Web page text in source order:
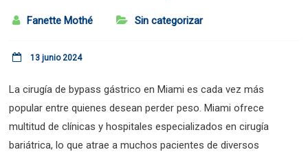
Fanette Mothé Sin categorizar
13 junio 2024
La cirugía de bypass gástrico en Miami es cada vez más
popular entre quienes desean perder peso. Miami ofrece
multitud de clínicas y hospitales especializados en cirugía
bariátrica, lo que atrae a muchos pacientes de diversos